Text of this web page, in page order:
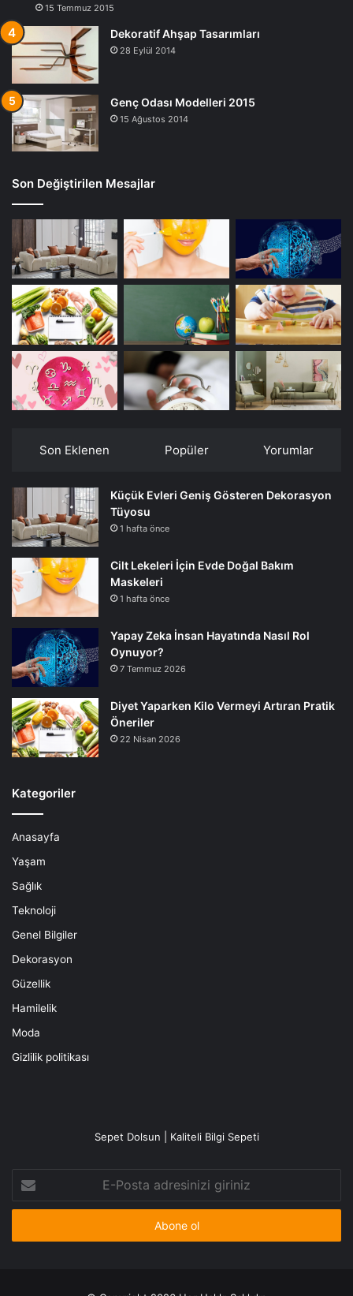
15 Temmuz 2015
Dekoratif Ahşap Tasarımları
28 Eylül 2014
Genç Odası Modelleri 2015
15 Ağustos 2014
Son Değiştirilen Mesajlar
Son Eklenen Popüler Yorumlar
Küçük Evleri Geniş Gösteren Dekorasyon
Tüyosu
1 hafta önce
Cilt Lekeleri İçin Evde Doğal Bakım
Maskeleri
1 hafta önce
Yapay Zeka İnsan Hayatında Nasıl Rol
Oynuyor?
7 Temmuz 2026
Diyet Yaparken Kilo Vermeyi Artıran Pratik
Öneriler
22 Nisan 2026
Kategoriler
Anasayfa
Yaşam
Sağlık
Teknoloji
Genel Bilgiler
Dekorasyon
Güzellik
Hamilelik
Moda
Gizlilik politikası
Sepet Dolsun | Kaliteli Bilgi Sepeti
Posta
adresinizi